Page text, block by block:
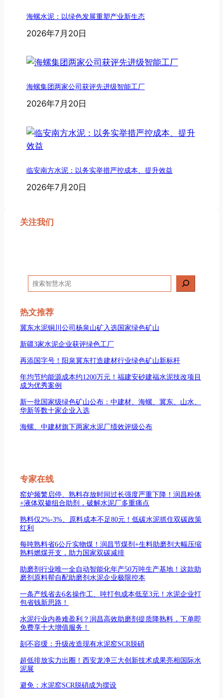
海螺水泥：以绿色发展重塑产业新生态
2026年7月20日
海螺集团两家公司获评先进级智能工厂
2026年7月20日
临安南方水泥：以务实举措严控成本、提升效益
2026年7月20日
关注我们
搜
索
热文推荐
冀东水泥铜川公司杨泉山矿入选国家绿色矿山
新疆3家水泥企业获评绿色工厂
再添国字号！阳泉冀东打造建材行业绿色矿山新标杆
年均节约能源成本约1200万元！福建安砂建福水泥技改项目
成为优秀案例
新一批国家级绿色矿山公布：中建材、海螺、冀东、山水、
华新等数十家企业入选
海螺、中建材旗下两家水泥厂绩效评级公布
专家在线
窑炉频繁启停、熟料存放时间过长强度严重下降！润昌粉体
+液体双掺组合助剂，破解水泥厂多重痛点
熟料仅2%-3%、原料成本不足80元！低碳水泥抓住双碳政策
红利
每吨熟料省6公斤实物煤！润昌节煤剂+生料助磨剂大幅压缩
熟料燃煤开支，助力国家双碳减排
助磨剂行业唯一全自动智能化年产50万吨生产基地！这款助
磨剂原料帮自配助磨剂水泥企业极限控本
一条产线省去6名操作工、吨打包成本低至3元！水泥企业打
包省钱新思路！
水泥行业内卷难盈利？润昌高效助磨剂提质降熟料，下单即
免费享十大增值服务！
刻不容缓：升级改造现有水泥窑SCR脱硝
超低排放实力出圈！西安龙净三大创新技术成果亮相国际水
泥展
避免：水泥窑SCR脱硝成为摆设